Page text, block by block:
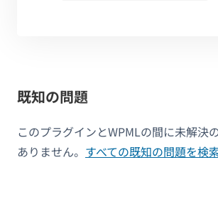
既知の問題
このプラグインとWPMLの間に未解決
ありません。 すべての既知の問題を検